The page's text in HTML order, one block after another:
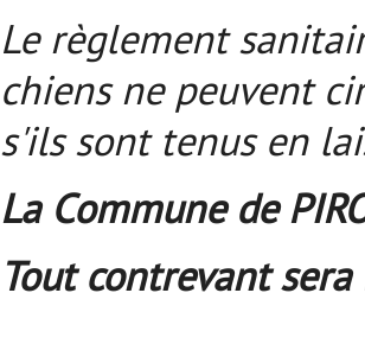
Le règlement
chiens ne peuvent
s'ils sont tenus en
La Commune de
Tout contrevant